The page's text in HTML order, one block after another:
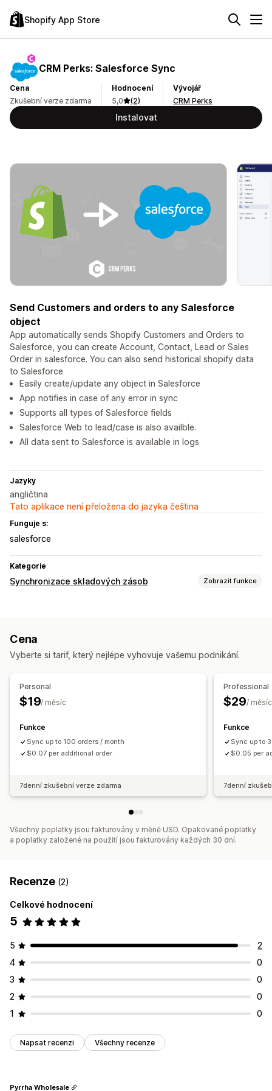
Shopify App Store
CRM Perks: Salesforce Sync
Cena
Zkušební verze zdarma
Hodnocení
5,0
(2)
Vývojář
CRM Perks
Instalovat
Send Customers and orders to any Salesforce
object
App automatically sends Shopify Customers and Orders to
Salesforce, you can create Account, Contact, Lead or Sales
Order in salesforce. You can also send historical shopify data
to Salesforce
Easily create/update any object in Salesforce
App notifies in case of any error in sync
Supports all types of Salesforce fields
Salesforce Web to lead/case is also availble.
All data sent to Salesforce is available in logs
Jazyky
angličtina
Tato aplikace není přeložena do jazyka čeština
Funguje s:
salesforce
Kategorie
Synchronizace skladových zásob Zobrazit funkce
Cena
Vyberte si tarif, který nejlépe vyhovuje vašemu podnikání.
Personal
$19/ měsíc
Funkce
Sync up to 100 orders / month
$0.07 per additional order
7denní zkušební verze zdarma
Professional
$29/ měsíc
Funkce
Sync up to
$0.05 per
7denní
Všechny poplatky jsou fakturovány v měně USD. Opakované poplatky
a poplatky založené na použití jsou fakturovány každých 30 dní.
Recenze (2)
Celkové hodnocení
5
5
2
4
0
3
0
2
0
1
0
Napsat recenzi Všechny recenze
Pyrrha Wholesale